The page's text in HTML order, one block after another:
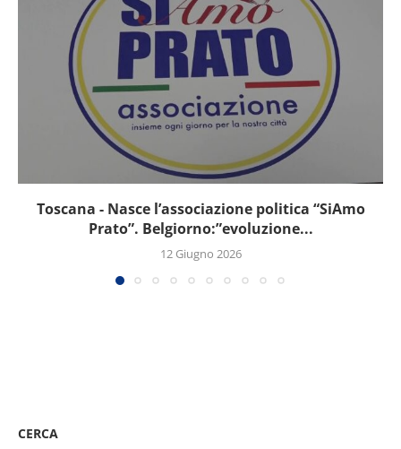
Toscana - Nasce l’associazione politica “SiAmo
Prato”. Belgiorno:”evoluzione...
12 Giugno 2026
CERCA